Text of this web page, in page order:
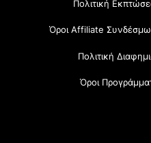
Πολιτική
Όροι Affiliate
Πολιτική
Όροι